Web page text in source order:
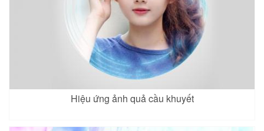
Hiệu ứng ảnh quả cầu khuyết